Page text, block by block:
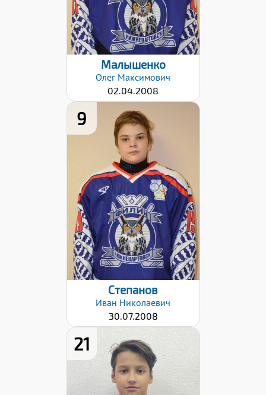
Малышенко
Олег Максимович
02.04.2008
9
Дата заявки:
24.10.2022
Степанов
Иван Николаевич
30.07.2008
21